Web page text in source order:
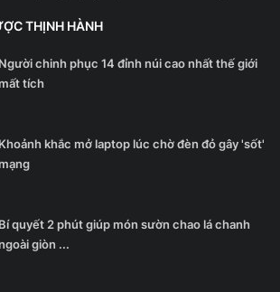
THỊNH HÀNH
Người chinh phục 14 đỉnh núi cao nhất thế giới
tích
Khoảnh khắc mở laptop lúc chờ đèn đỏ gây 'sốt'
Bí quyết 2 phút giúp món sườn chao lá chanh
giòn ...